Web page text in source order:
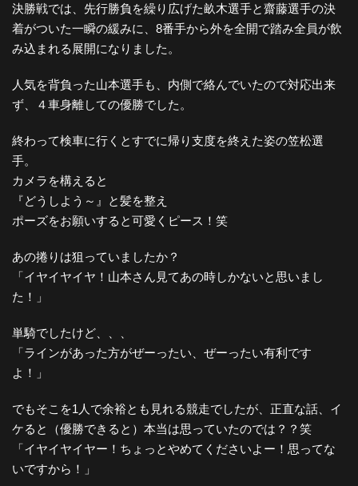
決勝戦では、先行勝負を繰り広げた畝木選手と齋藤選手の決
着がついた一瞬の緩みに、8番手から外を全開で踏み全員が飲
み込まれる展開になりました。
人気を背負った山本選手も、内側で絡んでいたので対応出来
ず、４車身離しての優勝でした。
終わって検車に行くとすでに帰り支度を終えた姿の笠松選
手。
カメラを構えると
『どうしよう～』と髪を整え
ポーズをお願いすると可愛くピース！笑
あの捲りは狙っていましたか？
「イヤイヤイヤ！山本さん見てあの時しかないと思いまし
た！」
単騎でしたけど、、、
「ラインがあった方がぜーったい、ぜーったい有利です
よ！」
でもそこを1人で余裕とも見れる競走でしたが、正直な話、イ
ケると（優勝できると）本当は思っていたのでは？？笑
「イヤイヤイヤー！ちょっとやめてくださいよー！思ってな
いですから！」